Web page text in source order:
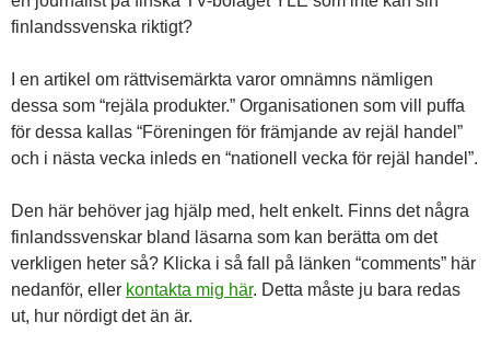
finlandssvenska riktigt?
I en artikel om rättvisemärkta varor omnämns nämligen
dessa som “rejäla produkter.” Organisationen som vill puffa
för dessa kallas “Föreningen för främjande av rejäl handel”
och i nästa vecka inleds en “nationell vecka för rejäl handel”.
Den här behöver jag hjälp med, helt enkelt. Finns det några
finlandssvenskar bland läsarna som kan berätta om det
verkligen heter så? Klicka i så fall på länken “comments” här
nedanför, eller kontakta mig här. Detta måste ju bara redas
ut, hur nördigt det än är.